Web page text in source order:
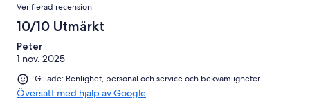
Verifierad recension
10/10 Utmärkt
Peter
1 nov. 2025
Gillade: Renlighet, personal och service och bekvämligheter
Översätt med hjälp av Google